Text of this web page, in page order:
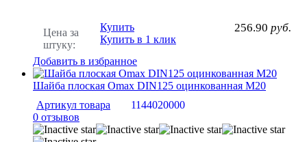
Цена за
штуку:
256.90 руб.
Купить
Купить в 1 клик
Добавить в избранное
Шайба плоская Omax DIN125 оцинкованная М20
Артикул товара
1144020000
0 отзывов